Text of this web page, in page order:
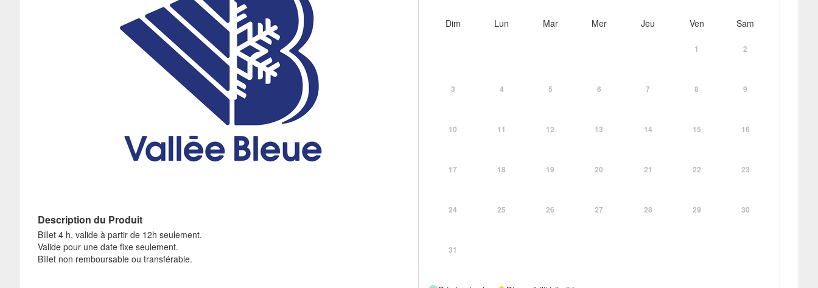
Description du Produit
Billet 4 h, valide à partir de 12h seulement.
Valide pour une date fixe seulement.
Billet non remboursable ou transférable.
Dim Lun Mar Mer Jeu Ven Sam
1 2
3 4 5 6 7 8 9
10 11 12 13 14 15 16
17 18 19 20 21 22 23
24 25 26 27 28 29 30
31